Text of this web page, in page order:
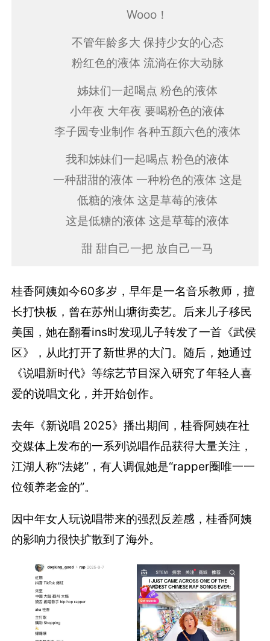
Wooo！
不管年龄多大 保持少女的心态
粉红色的液体 流淌在你大动脉
姊妹们一起喝点 粉色的液体
小年夜 大年夜 要喝粉色的液体
李子园专业制作 各种五颜六色的液体
我和姊妹们一起喝点 粉色的液体
一种甜甜的液体 一种粉色的液体 这是
低糖的液体 这是草莓的液体
这是低糖的液体 这是草莓的液体
甜 甜自己一把 放自己一马
桂香阿姨如今60多岁，早年是一名音乐教师，擅
长打快板，曾在苏州山塘街卖艺。后来儿子移民
美国，她在翻看ins时发现儿子转发了一首《武侯
区》，从此打开了新世界的大门。随后，她通过
《说唱新时代》等综艺节目深入研究了年轻人喜
爱的说唱文化，并开始创作。
去年《新说唱 2025》播出期间，桂香阿姨在社
交媒体上发布的一系列说唱作品获得大量关注，
江湖人称“法姥”，有人调侃她是“rapper圈唯一一
位领养老金的”。
因中年女人玩说唱带来的强烈反差感，桂香阿姨
的影响力很快扩散到了海外。